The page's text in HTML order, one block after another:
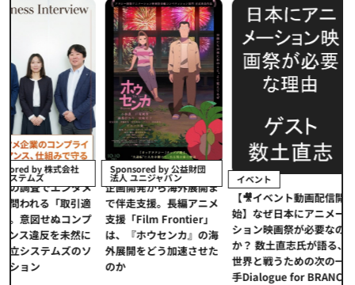
Sponsored by 公益財団
法人 ユニジャパン
企画開発から海外展開ま
で伴走支援。長編アニメ
支援「Film Frontier」
は、『ホウセンカ』の海
外展開をどう加速させた
のか
イベント
【🎥イベント動画配信開
始】なぜ日本にアニメー
ション映画祭が必要なの
か？ 数土直志氏が語る、
世界と戦うための次の一
手Dialogue for BRANC
【イベントレポ
界的データ企業
本アニメの「真
とは？ストリー
代の羅針盤「デ
重要性